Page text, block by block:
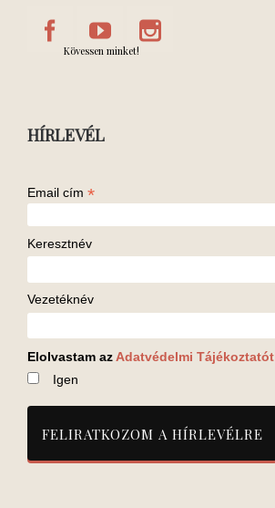
Kövessen minket!
HÍRLEVÉL
Email cím *
Keresztnév
Vezetéknév
Elolvastam az Adatvédelmi Tájékoztatót
Igen